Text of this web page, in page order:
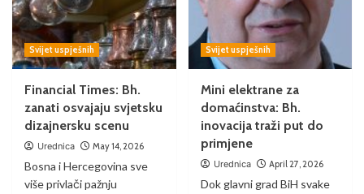
Svijet uspješnih
Financial Times: Bh.
zanati osvajaju svjetsku
dizajnersku scenu
Urednica May 14, 2026
Bosna i Hercegovina sve
više privlači pažnju
Svijet uspješnih
Mini elektrane za
domaćinstva: Bh.
inovacija traži put do
primjene
Urednica April 27, 2026
Dok glavni grad BiH svake